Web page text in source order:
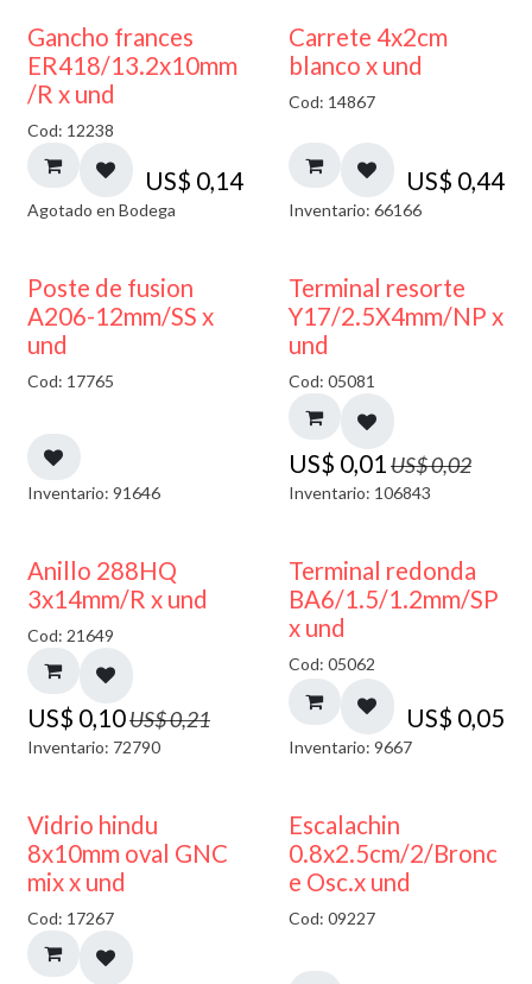
AGOTADO
Gancho frances
ER418/13.2x10mm
/R x und
Cod: 12238
US$ 0,14
Agotado en Bodega
Carrete 4x2cm
blanco x und
Cod: 14867
US$ 0,44
Inventario: 66166
Poste de fusion
A206-12mm/SS x
und
Cod: 17765
Inventario: 91646
50% DESCUENTO
Terminal resorte
Y17/2.5X4mm/NP x
und
Cod: 05081
US$ 0,01 US$0,02
Inventario: 106843
50% DESCUENTO
Anillo 288HQ
3x14mm/R x und
Cod: 21649
US$ 0,10US$0,21
Inventario: 72790
Terminal redonda
BA6/1.5/1.2mm/SP
x und
Cod: 05062
US$ 0,05
Inventario: 9667
50% DESCUENTO
Vidrio hindu
8x10mm oval GNC
mix x und
Cod: 17267
Escalachin
0.8x2.5cm/2/Bronc
e Osc.x und
Cod: 09227